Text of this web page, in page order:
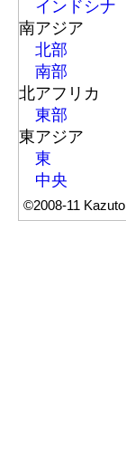
インドシナ
南アジア
北部
南部
北アフリカ
東部
東アジア
東
中央
©2008-11 Kazuto